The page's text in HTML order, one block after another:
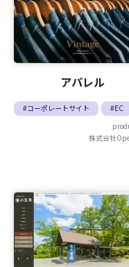
アパレル
#コーポレートサイト
#EC
株式会社